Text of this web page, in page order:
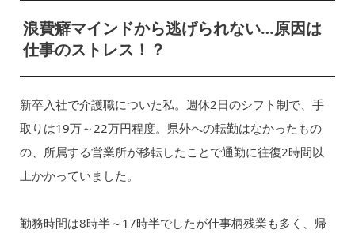
浪費癖マインドから逃げられない…原因は
仕事のストレス！？
新卒入社で介護職についた私。週休2日のシフト制で、手
取りは19万～22万円程度。県外への転勤はなかったもの
の、所属する営業所が移転したことで通勤に往復2時間以
上かかっていました。
勤務時間は8時半～17時半でしたが仕事柄残業も多く、帰